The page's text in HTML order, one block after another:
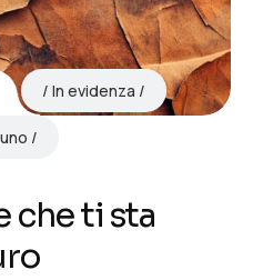
In evidenza
che ti sta